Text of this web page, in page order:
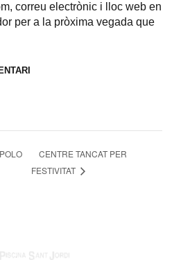
correu electrònic i lloc web en
per a la pròxima vegada que
CENTRE TANCAT PER
FESTIVITAT